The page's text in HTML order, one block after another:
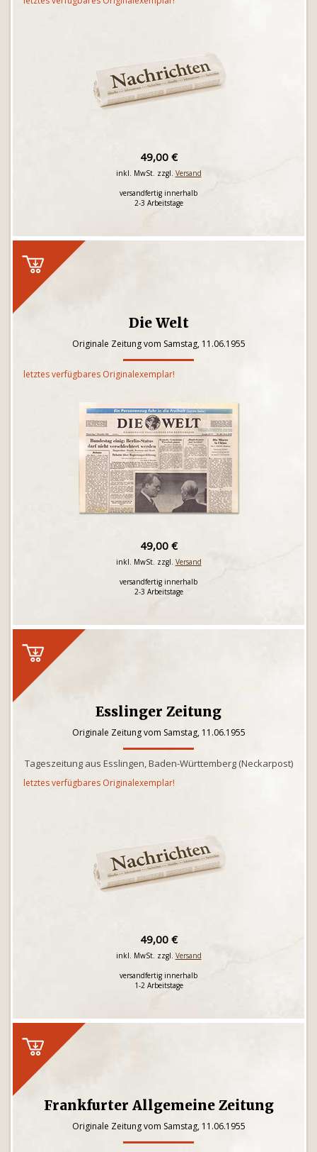
49,00 €
inkl. MwSt. zzgl. Versand
versandfertig innerhalb
2-3 Arbeitstage
Die Welt
Originale Zeitung vom Samstag, 11.06.1955
letztes verfügbares Originalexemplar!
49,00 €
inkl. MwSt. zzgl. Versand
versandfertig innerhalb
2-3 Arbeitstage
Esslinger Zeitung
Originale Zeitung vom Samstag, 11.06.1955
Tageszeitung aus Esslingen, Baden-Württemberg (Neckarpost)
letztes verfügbares Originalexemplar!
49,00 €
inkl. MwSt. zzgl. Versand
versandfertig innerhalb
1-2 Arbeitstage
Frankfurter Allgemeine Zeitung
Originale Zeitung vom Samstag, 11.06.1955